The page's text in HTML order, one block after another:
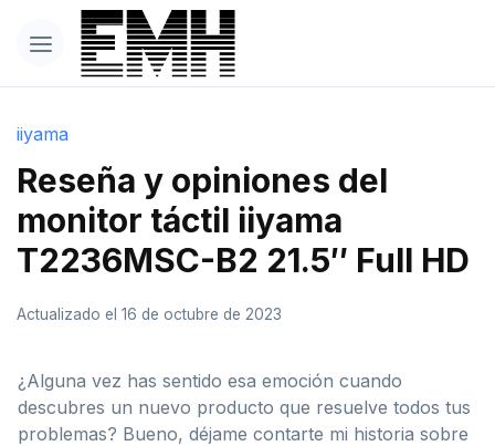
iiyama
Reseña y opiniones del
monitor táctil iiyama
T2236MSC-B2 21.5″ Full HD
Actualizado el 16 de octubre de 2023
¿Alguna vez has sentido esa emoción cuando
descubres un nuevo producto que resuelve todos tus
problemas? Bueno, déjame contarte mi historia sobre